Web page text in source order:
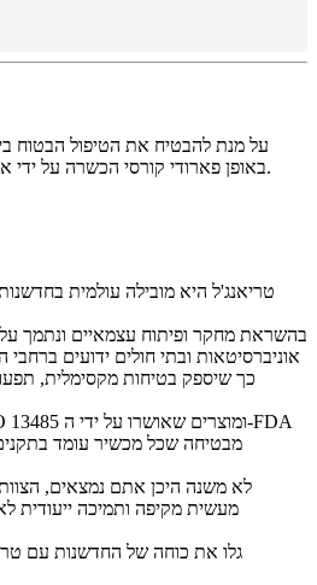
על מנת להבטיח את הטיפול הבטוח
באופן פארודי קורסי הכשרה על ידי אקדמיה מקצועית ורופא מוסמך.
טריאנג'ל היא מובילה עולמית
בהשראת מחקר ופיתוח עצמאיים ונתמך על
אוניברסיטאות ובתי חולים ידועים
כך שיספק בטיחות מקסימלית,
לא משנה היכן אתם נמצאים,
מעשית מקיפה ותמיכה
גלו את כוחה של החדשנות עם